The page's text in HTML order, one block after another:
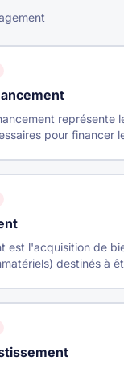
représente
pour financer
est l'acquisition de
destinés à